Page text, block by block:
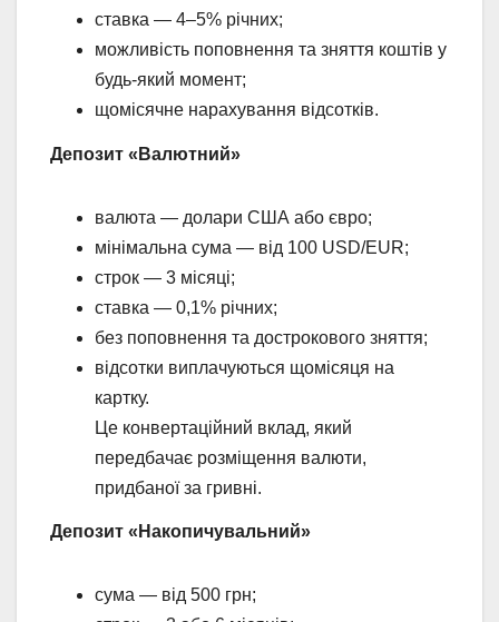
ставка — 4–5% річних;
можливість поповнення та зняття коштів у
будь-який момент;
щомісячне нарахування відсотків.
Депозит «Валютний»
валюта — долари США або євро;
мінімальна сума — від 100 USD/EUR;
строк — 3 місяці;
ставка — 0,1% річних;
без поповнення та дострокового зняття;
відсотки виплачуються щомісяця на
картку.
Це конвертаційний вклад, який
передбачає розміщення валюти,
придбаної за гривні.
Депозит «Накопичувальний»
сума — від 500 грн;